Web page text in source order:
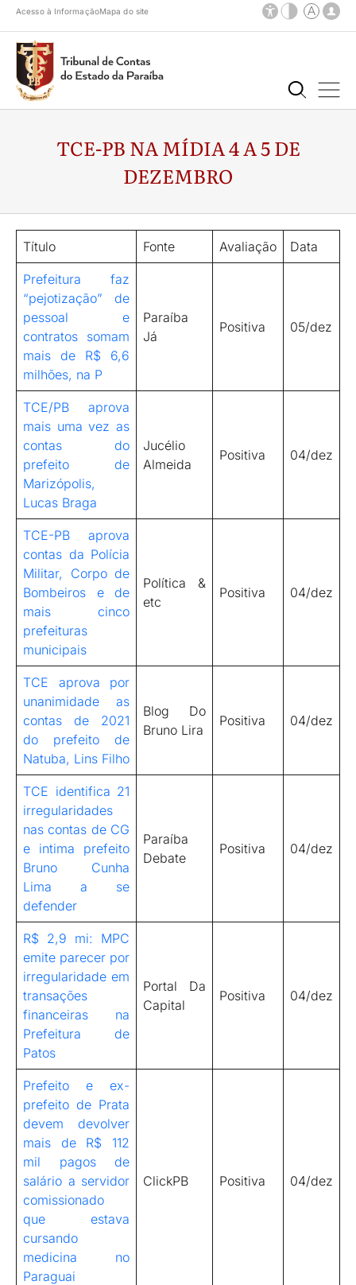
Acesso à InformaçãoMapa do site
TCE-PB NA MÍDIA 4 A 5 DE
DEZEMBRO
Título Fonte Avaliação Data
Prefeitura faz
“pejotização” de
pessoal e
contratos somam
mais de R$ 6,6
milhões, na P
Paraíba
Já
Positiva 05/dez
TCE/PB aprova
mais uma vez as
contas do
prefeito de
Marizópolis,
Lucas Braga
Jucélio
Almeida
Positiva 04/dez
TCE-PB aprova
contas da Polícia
Militar, Corpo de
Bombeiros e de
mais cinco
prefeituras
municipais
Política &
etc
Positiva 04/dez
TCE aprova por
unanimidade as
contas de 2021
do prefeito de
Natuba, Lins Filho
Blog Do
Bruno Lira
Positiva 04/dez
TCE identifica 21
irregularidades
nas contas de CG
e intima prefeito
Bruno Cunha
Lima a se
defender
Paraíba
Debate
Positiva 04/dez
R$ 2,9 mi: MPC
emite parecer por
irregularidade em
transações
financeiras na
Prefeitura de
Patos
Portal Da
Capital
Positiva 04/dez
Prefeito e ex-
prefeito de Prata
devem devolver
mais de R$ 112
mil pagos de
salário a servidor
comissionado
que estava
cursando
medicina no
Paraguai
ClickPB Positiva 04/dez